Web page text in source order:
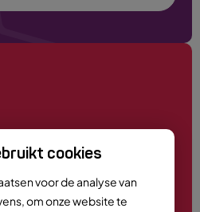
cookies
voor de analyse van
om onze website te